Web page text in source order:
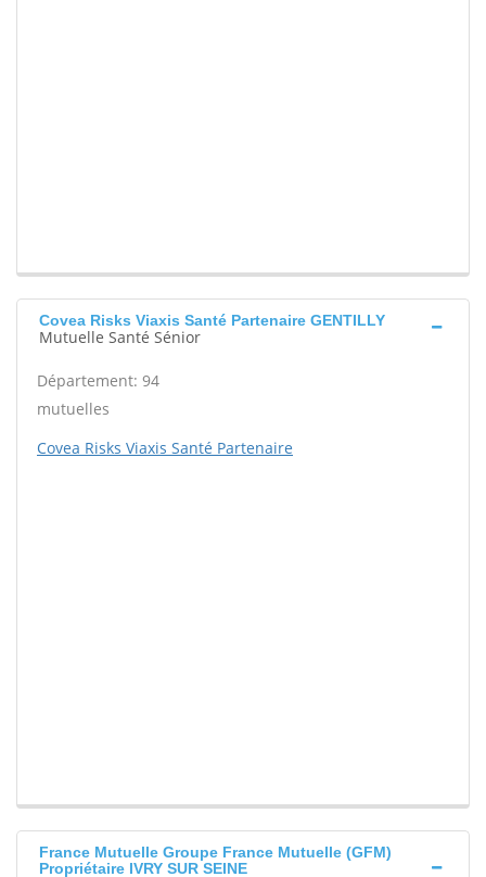
Covea Risks Viaxis Santé Partenaire GENTILLY
Mutuelle Santé Sénior
Département: 94
mutuelles
Covea Risks Viaxis Santé Partenaire
France Mutuelle Groupe France Mutuelle (GFM)
Propriétaire IVRY SUR SEINE